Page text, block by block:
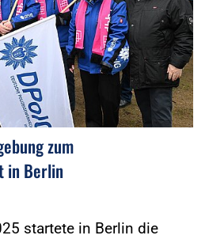
zum
in Berlin
startete in Berlin die